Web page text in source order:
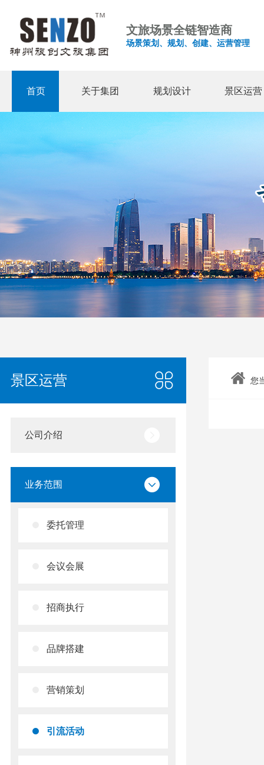
文旅场景全链智造商
场景策划、规划、创建、运营管理
首页 关于集团 规划设计 景区运营
景区运营
公司介绍
业务范围
委托管理
会议会展
招商执行
品牌搭建
营销策划
引流活动
您